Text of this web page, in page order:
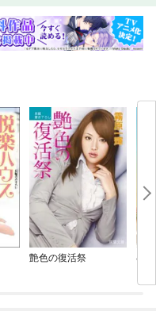
艶色の復活祭 む